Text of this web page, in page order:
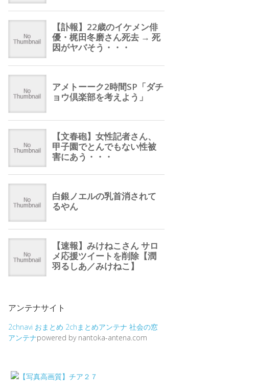
アンテナサイト
2chnavi おまとめ 2chまとめアンテナ 社会の窓
アンテナpowered by nantoka-antena.com